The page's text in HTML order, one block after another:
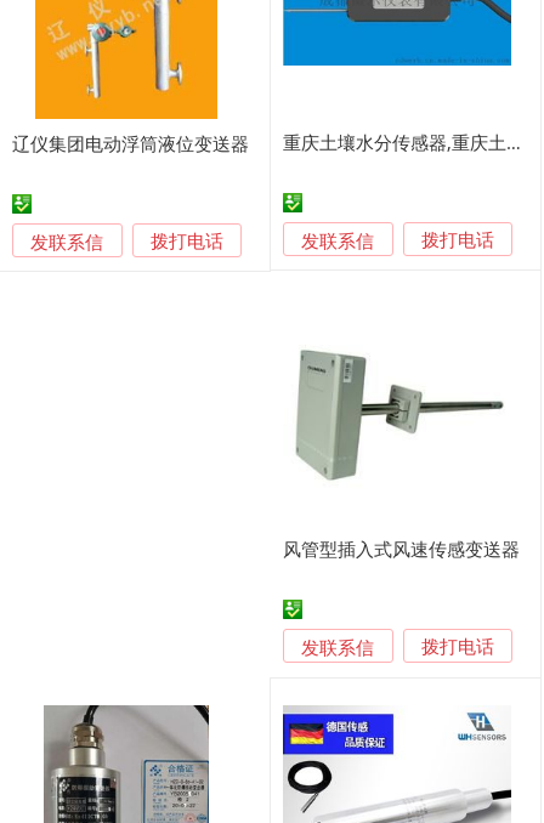
辽仪集团电动浮筒液位变送器
发联系信 拨打电话
重庆土壤水分传感器,重庆土壤水分变送器,重庆土壤水分测量
发联系信 拨打电话
风管型插入式风速传感变送器
发联系信 拨打电话